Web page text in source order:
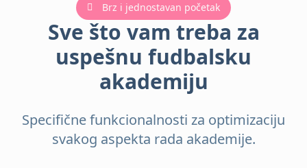
Brz i jednostavan početak
Sve što vam treba za
uspešnu fudbalsku
akademiju
Specifične funkcionalnosti za optimizaciju
svakog aspekta rada akademije.